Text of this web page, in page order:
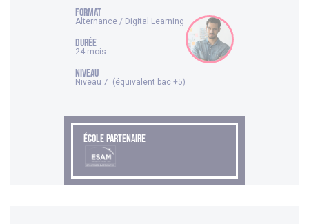
FORMAT
Alternance / Digital Learning
DURÉE
24 mois
NIVEAU
Niveau 7 (équivalent bac +5)
ÉCOLE PARTENAIRE